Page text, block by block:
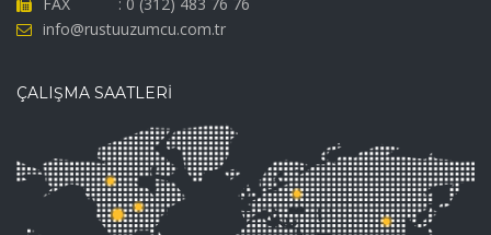
FAX : 0 (312) 483 76 76
info@rustuuzumcu.com.tr
ÇALIŞMA SAATLERİ